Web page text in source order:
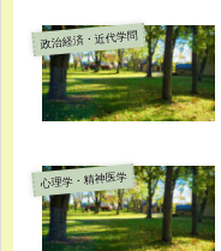
政治経済・近代学問
心理学・精神医学